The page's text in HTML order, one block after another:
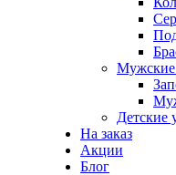
Мужские
Детские
На заказ
Акции
Блог